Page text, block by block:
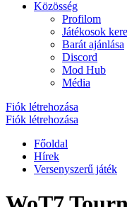
Közösség
Profilom
Játékosok
Barát ajánlása
Discord
Mod Hub
Média
Fiók létrehozása
Fiók létrehozása
Főoldal
Hírek
Versenyszerű játék